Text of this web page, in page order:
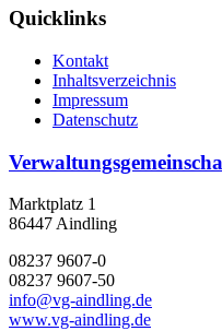
Quicklinks
Kontakt
Inhaltsverzeichnis
Impressum
Datenschutz
Marktplatz 1
86447 Aindling
08237 9607-0
08237 9607-50
info@vg-aindling.de
www.vg-aindling.de